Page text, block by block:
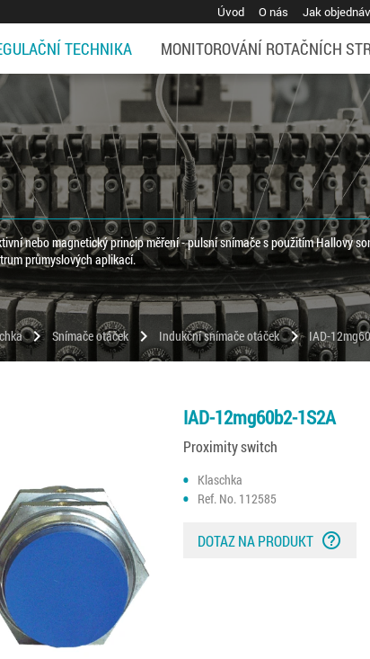
Úvod O nás Jak
TECHNIKA MONITOROVÁNÍ ROTAČNÍCH
nebo magnetický princip měření - pulsní snímače s použitím Hallovy
průmyslových aplikací.
chevron_right Snímače otáček chevron_right Indukční snímače otáček chevron_right IAD-
IAD-12mg60b2-1S2A
Proximity switch
Klaschka
Ref. No. 112585
DOTAZ NA PRODUKT help_outline